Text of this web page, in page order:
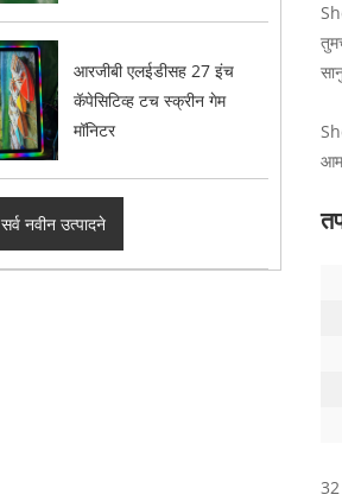
आरजीबी एलईडीसह 27 इंच
कॅपेसिटिव्ह टच स्क्रीन गेम
मॉनिटर
सर्व नवीन उत्पादने
32